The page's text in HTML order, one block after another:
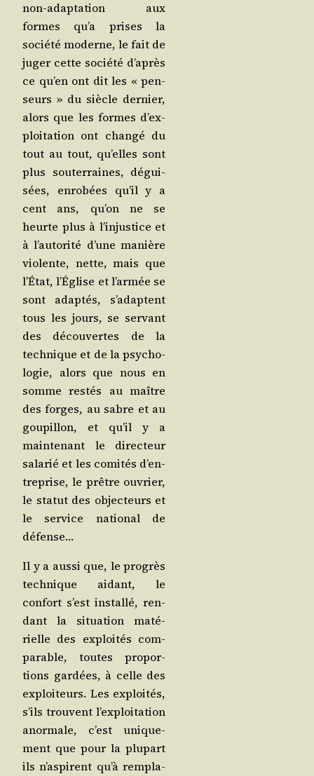
non-adap­ta­tion aux
formes qu’a prises la
socié­té moderne, le fait de
juger cette socié­té d’a­près
ce qu’en ont dit les « pen­
seurs » du siècle der­nier,
alors que les formes d’ex­
ploi­ta­tion ont chan­gé du
tout au tout, qu’elles sont
plus sou­ter­raines, dégui­
sées, enro­bées qu’il y a
cent ans, qu’on ne se
heurte plus à l’in­jus­tice et
à l’au­to­ri­té d’une manière
vio­lente, nette, mais que
l’É­tat, l’É­glise et l’ar­mée se
sont adap­tés, s’a­daptent
tous les jours, se ser­vant
des décou­vertes de la
tech­nique et de la psy­cho­
lo­gie, alors que nous en
somme res­tés au maître
des forges, au sabre et au
gou­pillon, et qu’il y a
main­te­nant le direc­teur
sala­rié et les comi­tés d’en­
tre­prise, le prêtre ouvrier,
le sta­tut des objec­teurs et
le ser­vice natio­nal de
défense…
Il y a aus­si que, le pro­grès
tech­nique aidant, le
confort s’est ins­tal­lé, ren­
dant la situa­tion maté­
rielle des exploi­tés com­
pa­rable, toutes pro­por­
tions gar­dées, à celle des
exploi­teurs. Les exploi­tés,
s’ils trouvent l’ex­ploi­ta­tion
anor­male, c’est uni­que­
ment que pour la plu­part
ils n’as­pirent qu’à rem­pla­